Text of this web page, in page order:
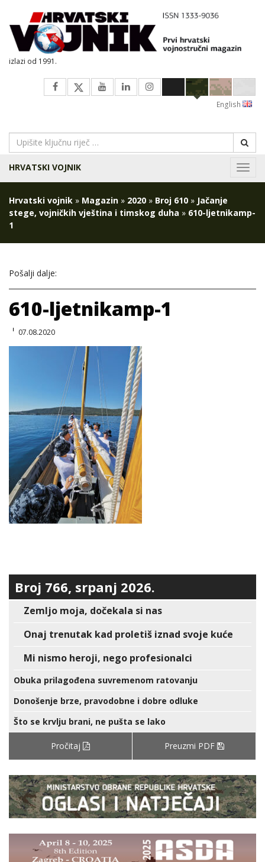
izlazi od 1991.
English
HRVATSKI VOJNIK
Hrvatski vojnik » Magazin » 2020 » Broj 610 » Jačanje
stege, vojničkih vještina i timskog duha » 610-ljetnikamp-
1
Pošalji dalje:
610-ljetnikamp-1
07.08.2020
Broj 766, srpanj 2026.
Zemljo moja, dočekala si nas
Onaj trenutak kad proletiš iznad svoje kuće
Mi nismo heroji, nego profesionalci
Obuka prilagođena suvremenom ratovanju
Donošenje brze, pravodobne i dobre odluke
Što se krvlju brani, ne pušta se lako
Pročitaj Preuzmi PDF